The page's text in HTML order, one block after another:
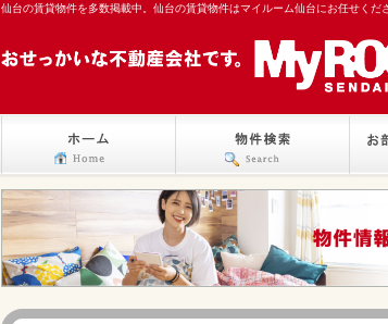
仙台の賃貸物件を多数掲載中。仙台の賃貸物件はマイルーム仙台にお任せくだ